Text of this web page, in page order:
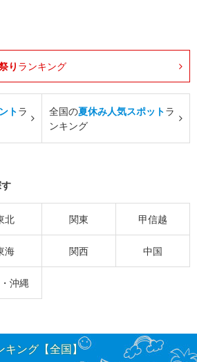
り ランキング
トラ
全国の夏休み人気スポットラ
ンキング
北 関東 甲信越
海 関西 中国
沖縄
キング【全国】